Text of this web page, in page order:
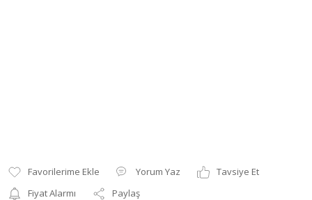
Yorum Yaz
Tavsiye Et
Fiyat Alarmı
Paylaş